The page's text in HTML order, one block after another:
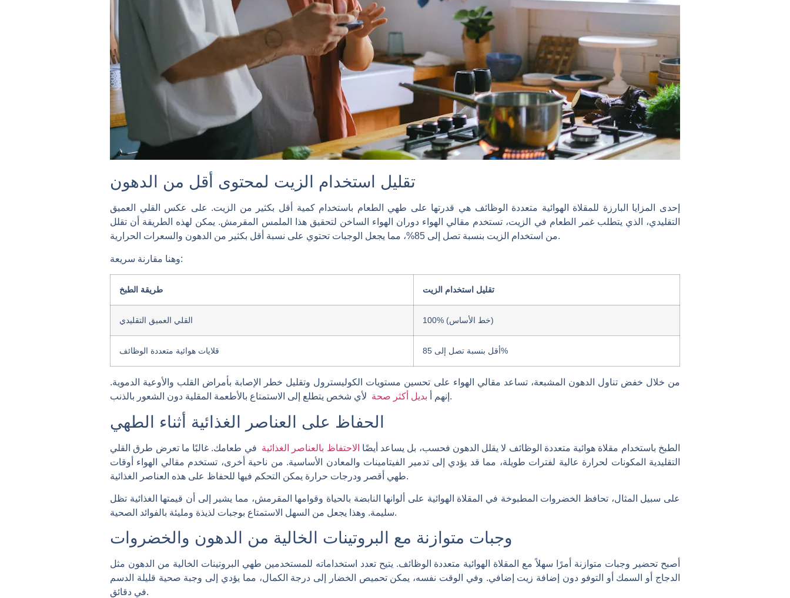
تقليل استخدام الزيت لمحتوى أقل من الدهون
إحدى المزايا البارزة للمقلاة الهوائية متعددة الوظائف هي قدرتها على طهي الطعام باستخدام كمية أقل بكثير من الزيت. على عكس القلي العميق
التقليدي، الذي يتطلب غمر الطعام في الزيت، تستخدم مقالي الهواء دوران الهواء الساخن لتحقيق هذا الملمس المقرمش. يمكن لهذه الطريقة أن تقلل
من استخدام الزيت بنسبة تصل إلى 85%، مما يجعل الوجبات تحتوي على نسبة أقل بكثير من الدهون والسعرات الحرارية.
وهنا مقارنة سريعة:
طريقة الطبخ تقليل استخدام الزيت
القلي العميق التقليدي 100% (خط الأساس)
قلايات هوائية متعددة الوظائف أقل بنسبة تصل إلى 85%
من خلال خفض تناول الدهون المشبعة، تساعد مقالي الهواء على تحسين مستويات الكوليسترول وتقليل خطر الإصابة بأمراض القلب والأوعية الدموية.
إنهم أ بديل أكثر صحة لأي شخص يتطلع إلى الاستمتاع بالأطعمة المقلية دون الشعور بالذنب.
الحفاظ على العناصر الغذائية أثناء الطهي
الطبخ باستخدام مقلاة هوائية متعددة الوظائف لا يقلل الدهون فحسب، بل يساعد أيضًا الاحتفاظ بالعناصر الغذائية في طعامك. غالبًا ما تعرض طرق القلي
التقليدية المكونات لحرارة عالية لفترات طويلة، مما قد يؤدي إلى تدمير الفيتامينات والمعادن الأساسية. من ناحية أخرى، تستخدم مقالي الهواء أوقات
طهي أقصر ودرجات حرارة يمكن التحكم فيها للحفاظ على هذه العناصر الغذائية.
على سبيل المثال، تحافظ الخضروات المطبوخة في المقلاة الهوائية على ألوانها النابضة بالحياة وقوامها المقرمش، مما يشير إلى أن قيمتها الغذائية تظل
سليمة. وهذا يجعل من السهل الاستمتاع بوجبات لذيذة ومليئة بالفوائد الصحية.
وجبات متوازنة مع البروتينات الخالية من الدهون والخضروات
أصبح تحضير وجبات متوازنة أمرًا سهلاً مع المقلاة الهوائية متعددة الوظائف. يتيح تعدد استخداماته للمستخدمين طهي البروتينات الخالية من الدهون مثل
الدجاج أو السمك أو التوفو دون إضافة زيت إضافي. وفي الوقت نفسه، يمكن تحميص الخضار إلى درجة الكمال، مما يؤدي إلى وجبة صحية قليلة الدسم
في دقائق.